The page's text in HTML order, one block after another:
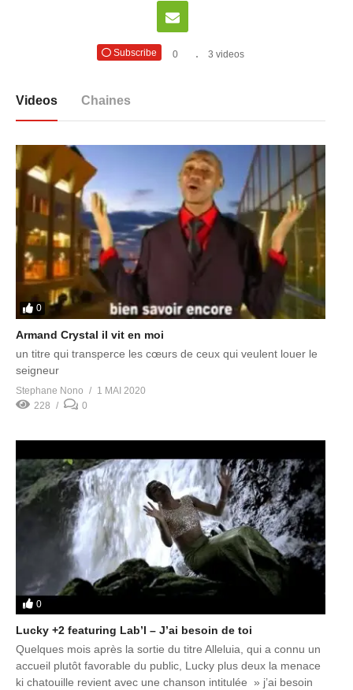
Subscribe 0 3 videos
Videos Chaines
0
Armand Crystal il vit en moi
un titre qui transperce les cœurs de ceux qui veulent louer le
seigneur
Stephane Nono
1 MAI 2020
228
0
0
Lucky +2 featuring Lab’l – J’ai besoin de toi
Quelques mois après la sortie du titre Alleluia, qui a connu un
accueil plutôt favorable du public, Lucky plus deux la menace
ki chatouille revient avec une chanson intitulée » j’ai besoin